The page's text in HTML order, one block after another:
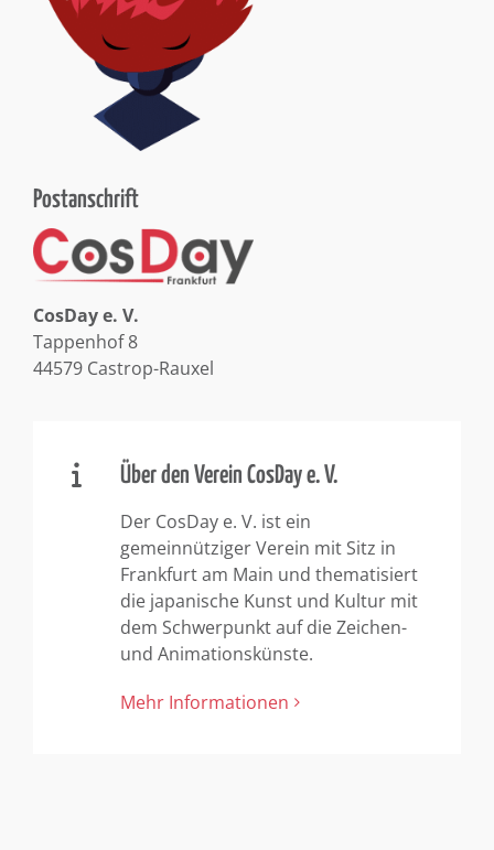
Postanschrift
CosDay e. V.
Tappenhof 8
44579 Castrop-Rauxel
Über den Verein CosDay e. V.
Der CosDay e. V. ist ein
gemeinnütziger Verein mit Sitz in
Frankfurt am Main und thematisiert
die japanische Kunst und Kultur mit
dem Schwerpunkt auf die Zeichen-
und Animationskünste.
Mehr Informationen